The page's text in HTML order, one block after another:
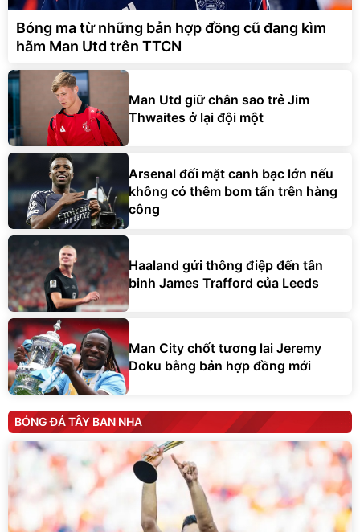
Bóng ma từ những bản hợp đồng cũ đang kìm
hãm Man Utd trên TTCN
Man Utd giữ chân sao trẻ Jim
Thwaites ở lại đội một
Arsenal đối mặt canh bạc lớn nếu
không có thêm bom tấn trên hàng
công
Haaland gửi thông điệp đến tân
binh James Trafford của Leeds
Man City chốt tương lai Jeremy
Doku bằng bản hợp đồng mới
BÓNG ĐÁ TÂY BAN NHA